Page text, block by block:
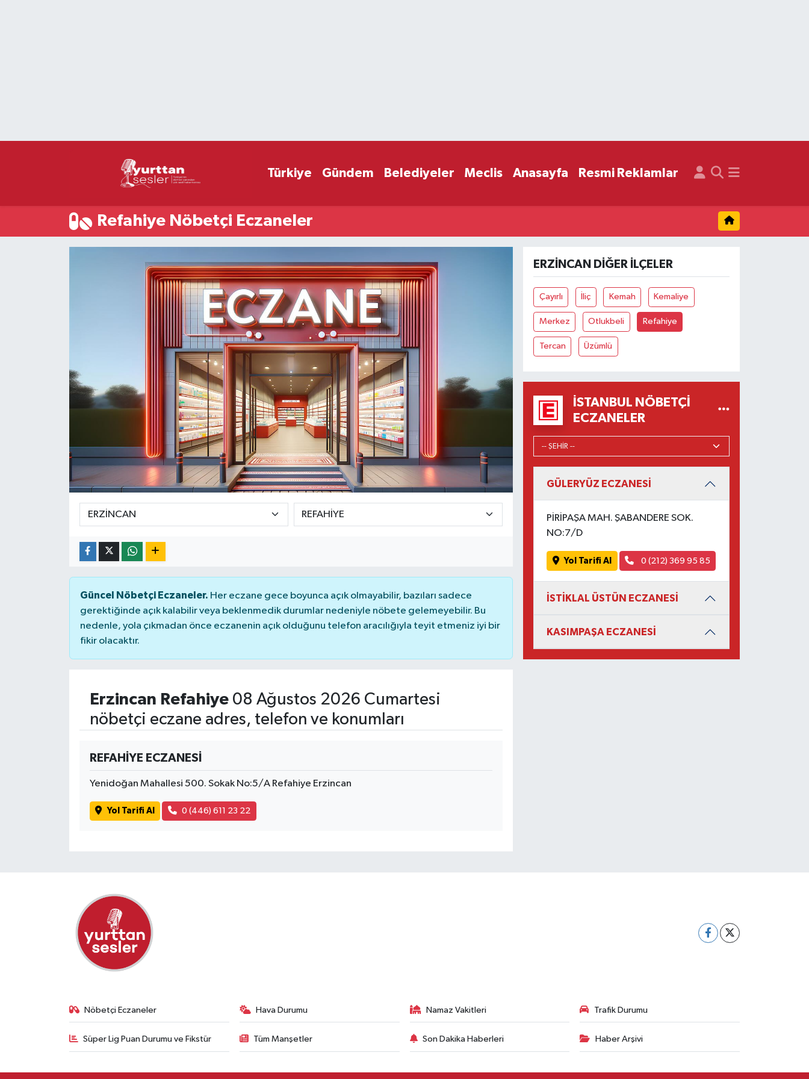
Türkiye Gündem Belediyeler Meclis Anasayfa Resmi Reklamlar
Refahiye Nöbetçi Eczaneler
Güncel Nöbetçi Eczaneler. Her eczane gece boyunca açık olmayabilir, bazıları sadece
gerektiğinde açık kalabilir veya beklenmedik durumlar nedeniyle nöbete gelemeyebilir. Bu
nedenle, yola çıkmadan önce eczanenin açık olduğunu telefon aracılığıyla teyit etmeniz iyi bir
fikir olacaktır.
Erzincan Refahiye08 Ağustos 2026 Cumartesi
nöbetçi eczane adres, telefon ve konumları
REFAHİYE ECZANESİ
Yenidoğan Mahallesi 500. Sokak No:5/A Refahiye Erzincan
Yol Tarifi Al 0 (446) 611 23 22
ERZINCAN DIĞER İLÇELER
Çayırlı İliç Kemah Kemaliye
Merkez Otlukbeli Refahiye
Tercan Üzümlü
İSTANBUL NÖBETÇI
ECZANELER
GÜLERYÜZ ECZANESİ
PİRİPAŞA MAH. ŞABANDERE SOK.
NO:7/D
Yol Tarifi Al 0 (212) 369 95 85
İSTİKLAL ÜSTÜN ECZANESİ
KASIMPAŞA ECZANESİ
Nöbetçi Eczaneler Hava Durumu Namaz Vakitleri Trafik Durumu
Süper Lig Puan Durumu ve Fikstür Tüm Manşetler Son Dakika Haberleri Haber Arşivi
Süper Lig Puan Durumu ve Fikstür
Son Dakika Haberleri